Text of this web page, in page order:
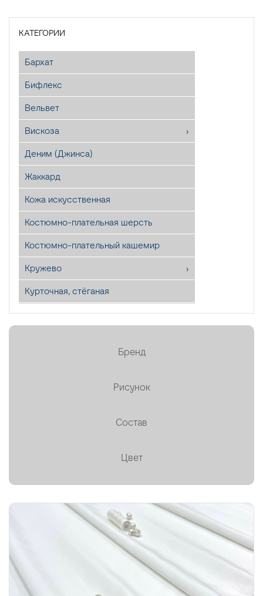
КАТЕГОРИИ
Бархат
Бифлекс
Вельвет
Вискоза
Деним (Джинса)
Жаккард
Кожа искусственная
Костюмно-плательная шерсть
Костюмно-плательный кашемир
Кружево
Курточная, стёганая
Лён
Платки, палантины, шарфы
Тренчевые
Бренд
Рисунок
Состав
Цвет